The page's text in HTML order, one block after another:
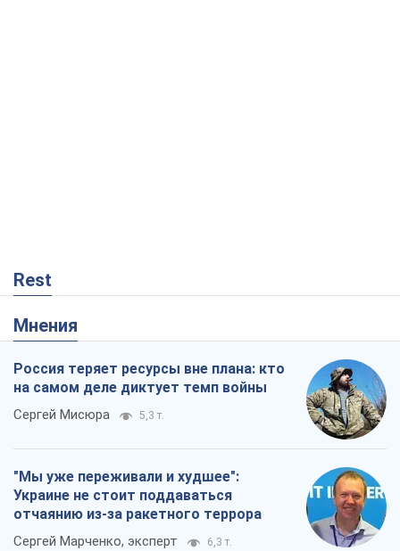
Rest
Мнения
Россия теряет ресурсы вне плана: кто
на самом деле диктует темп войны
Сергей Мисюра 5,3 т.
"Мы уже переживали и худшее":
Украине не стоит поддаваться
отчаянию из-за ракетного террора
Сергей Марченко, эксперт 6,3 т.